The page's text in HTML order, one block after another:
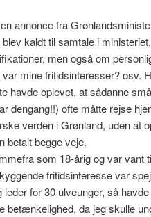
annonce fra
kaldt til samtale i
men også om
mine fritidsinteresser? osv.
havde oplevet, at sådanne
dengang!!) ofte måtte rejse
verden i Grønland, uden at
betalt begge veje.
som 18-årig og var vant
fritidsinteresse var
for 30 ulveunger, så
betænkelighed, da jeg skulle